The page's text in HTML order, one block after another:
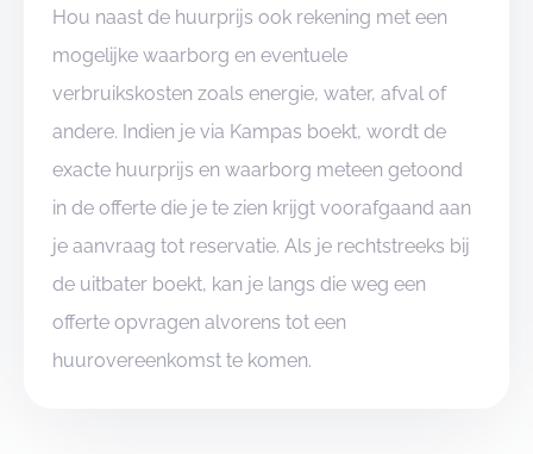
Hou naast de huurprijs ook rekening met een
mogelijke waarborg en eventuele
verbruikskosten zoals energie, water, afval of
andere. Indien je via Kampas boekt, wordt de
exacte huurprijs en waarborg meteen getoond
in de offerte die je te zien krijgt voorafgaand aan
je aanvraag tot reservatie. Als je rechtstreeks bij
de uitbater boekt, kan je langs die weg een
offerte opvragen alvorens tot een
huurovereenkomst te komen.